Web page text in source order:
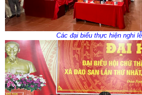
Các đại biểu thực hiện nghi